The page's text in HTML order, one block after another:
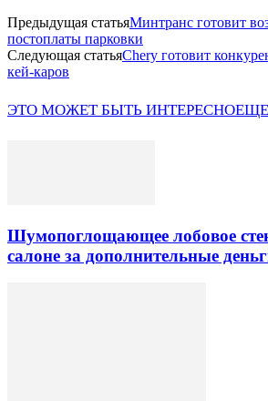
Предыдущая статьяМинтранс готовит
постоплаты парковки
Следующая статьяChery готовит
кей-каров
ЭТО МОЖЕТ БЫТЬ ИНТЕРЕСНО
Шумопоглощающее лобовое
салоне за дополнительные